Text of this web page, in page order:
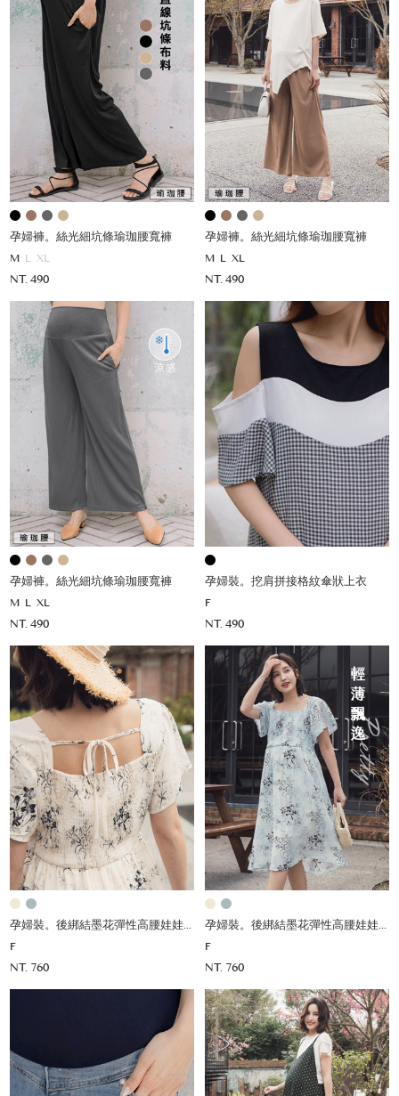
孕婦褲。絲光細坑條瑜珈腰寬褲
M L XL
NT. 490
孕婦褲。絲光細坑條瑜珈腰寬褲
M L XL
NT. 490
孕婦褲。絲光細坑條瑜珈腰寬褲
M L XL
NT. 490
孕婦裝。挖肩拼接格紋傘狀上衣
F
NT. 490
孕婦裝。後綁結墨花彈性高腰娃娃洋
F
NT. 760
孕婦裝。後綁結墨花彈性高腰娃娃洋
F
NT. 760